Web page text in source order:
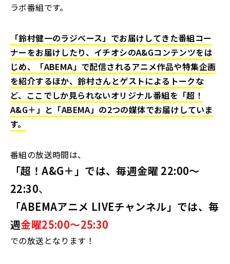
ラボ番組です。
「鈴村健一のラジベース」でお届けしてきた番組コー
ナーをお届けしたり、イチオシのA&Gコンテンツをは
じめ、「ABEMA」で配信されるアニメ作品や特集企画
を紹介するほか、鈴村さんとゲストによるトークな
ど、ここでしか見られないオリジナル番組を「超！
A&G＋」と「ABEMA」の2つの媒体でお届けしていま
す。
番組の放送時間は、
「超！A&G＋」では、毎週金曜 22:00～
22:30、
「ABEMAアニメ LIVEチャンネル」では、毎
週金曜25:00～25:30
での放送となります！